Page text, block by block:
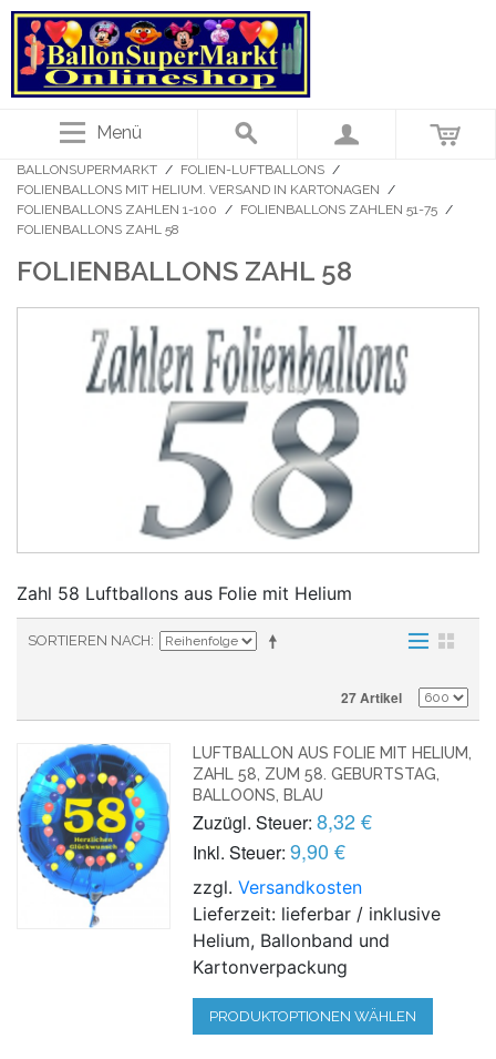
Menü
BALLONSUPERMARKT / FOLIEN-LUFTBALLONS /
FOLIENBALLONS MIT HELIUM. VERSAND IN KARTONAGEN /
FOLIENBALLONS ZAHLEN 1-100 / FOLIENBALLONS ZAHLEN 51-75 /
FOLIENBALLONS ZAHL 58
FOLIENBALLONS ZAHL 58
Zahl 58 Luftballons aus Folie mit Helium
SORTIEREN NACH
27 Artikel
LUFTBALLON AUS FOLIE MIT HELIUM,
ZAHL 58, ZUM 58. GEBURTSTAG,
BALLOONS, BLAU
Zuzügl. Steuer: 8,32 €
Inkl. Steuer: 9,90 €
zzgl.Versandkosten
Lieferzeit: lieferbar / inklusive
Helium, Ballonband und
Kartonverpackung
PRODUKTOPTIONEN WÄHLEN